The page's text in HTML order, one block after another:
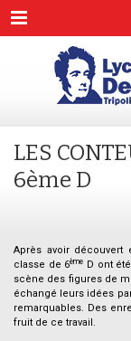
Menu
LES
6ème D
Après avoir
classe de 6ème D ont
scène des figures de
échangé leurs idées
remarquables. Des
fruit de ce travail.